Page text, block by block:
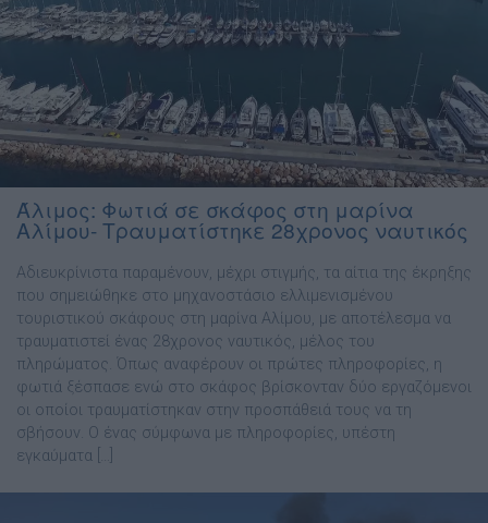
Άλιμος: Φωτιά σε σκάφος στη μαρίνα
Αλίμου- Τραυματίστηκε 28χρονος ναυτικός
Αδιευκρίνιστα παραμένουν, μέχρι στιγμής, τα αίτια της έκρηξης
που σημειώθηκε στο μηχανοστάσιο ελλιμενισμένου
τουριστικού σκάφους στη μαρίνα Αλίμου, με αποτέλεσμα να
τραυματιστεί ένας 28χρονος ναυτικός, μέλος του
πληρώματος. Όπως αναφέρουν οι πρώτες πληροφορίες, η
φωτιά ξέσπασε ενώ στο σκάφος βρίσκονταν δύο εργαζόμενοι
οι οποίοι τραυματίστηκαν στην προσπάθειά τους να τη
σβήσουν. Ο ένας σύμφωνα με πληροφορίες, υπέστη
εγκαύματα […]